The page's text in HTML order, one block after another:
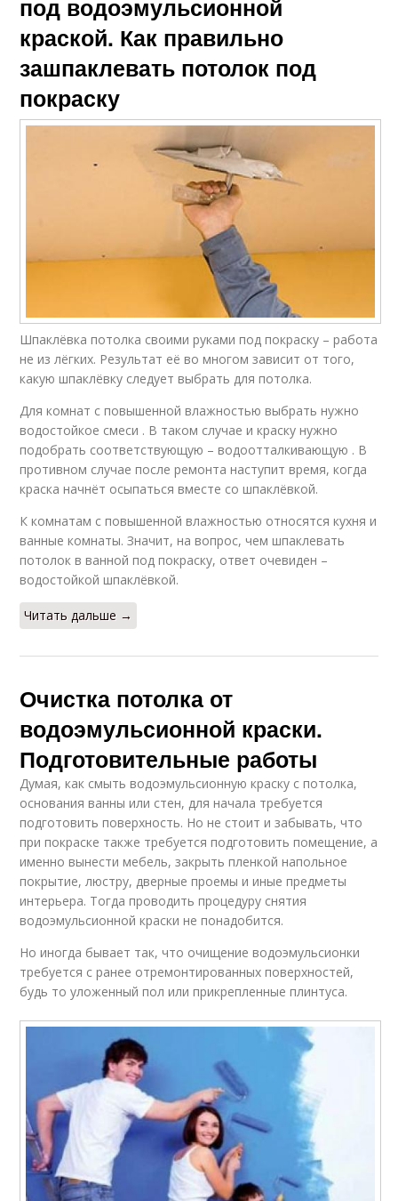
под водоэмульсионной
краской. Как правильно
зашпаклевать потолок под
покраску
Шпаклёвка потолка своими руками под покраску – работа
не из лёгких. Результат её во многом зависит от того,
какую шпаклёвку следует выбрать для потолка.
Для комнат с повышенной влажностью выбрать нужно
водостойкое смеси . В таком случае и краску нужно
подобрать соответствующую – водоотталкивающую . В
противном случае после ремонта наступит время, когда
краска начнёт осыпаться вместе со шпаклёвкой.
К комнатам с повышенной влажностью относятся кухня и
ванные комнаты. Значит, на вопрос, чем шпаклевать
потолок в ванной под покраску, ответ очевиден –
водостойкой шпаклёвкой.
Читать дальше →
Очистка потолка от
водоэмульсионной краски.
Подготовительные работы
Думая, как смыть водоэмульсионную краску с потолка,
основания ванны или стен, для начала требуется
подготовить поверхность. Но не стоит и забывать, что
при покраске также требуется подготовить помещение, а
именно вынести мебель, закрыть пленкой напольное
покрытие, люстру, дверные проемы и иные предметы
интерьера. Тогда проводить процедуру снятия
водоэмульсионной краски не понадобится.
Но иногда бывает так, что очищение водоэмульсионки
требуется с ранее отремонтированных поверхностей,
будь то уложенный пол или прикрепленные плинтуса.